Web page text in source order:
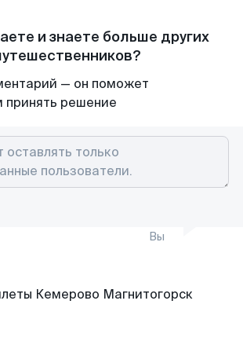
и знаете больше других
— он поможет
принять решение
Вы